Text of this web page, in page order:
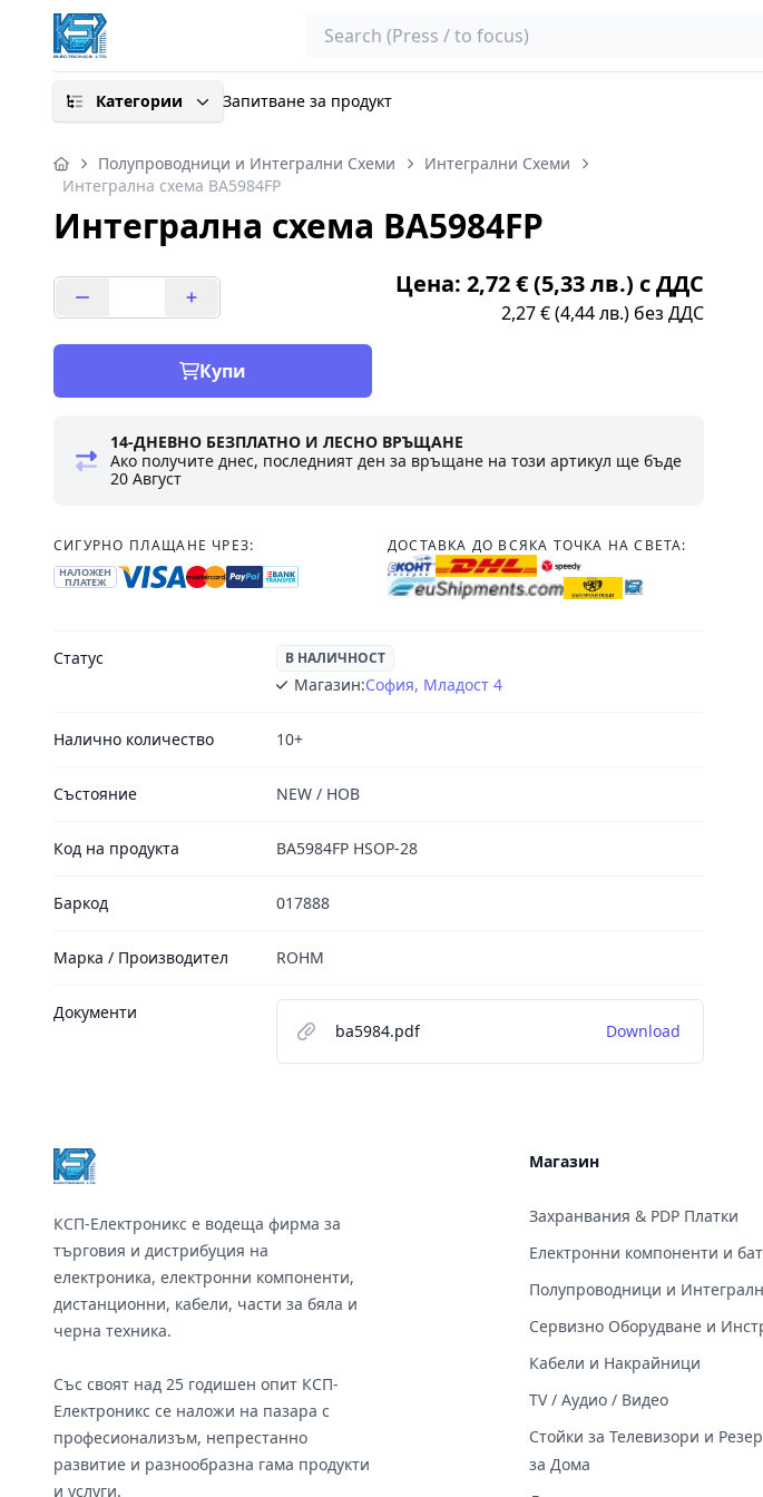
Search
Категории Запитване за продукт
Полупроводници и Интегрални Схеми
Интегрални Схеми
Интегрална схема BA5984FP
Интегрална схема BA5984FP
Цена: 2,72 € (5,33 лв.) с ДДС
2,27 € (4,44 лв.) без ДДС
Купи
14-ДНЕВНО БЕЗПЛАТНО И ЛЕСНО ВРЪЩАНЕ
Ако получите днес, последният ден за връщане на този артикул ще бъде
20 Август
СИГУРНО ПЛАЩАНЕ ЧРЕЗ:
НАЛОЖЕН
ПЛАТЕЖ
ДОСТАВКА ДО ВСЯКА ТОЧКА НА СВЕТА:
Статус В НАЛИЧНОСТ
Магазин:София, Младост 4
Налично количество 10+
Състояние NEW / НОВ
Код на продукта BA5984FP HSOP-28
Баркод 017888
Марка / Производител ROHM
Документи
ba5984.pdf
Download
КСП-Електроникс е водеща фирма за
търговия и дистрибуция на
електроника, електронни компоненти,
дистанционни, кабели, части за бяла и
черна техника.
Със своят над 25 годишен опит КСП-
Електроникс се наложи на пазара с
професионализъм, непрестанно
развитие и разнообразна гама продукти
и услуги.
Магазин
Захранвания & PDP Платки
Електронни компоненти и
Полупроводници и
Сервизно Оборудване и
Кабели и Накрайници
TV / Аудио / Видео
Стойки за Телевизори и
за Дома